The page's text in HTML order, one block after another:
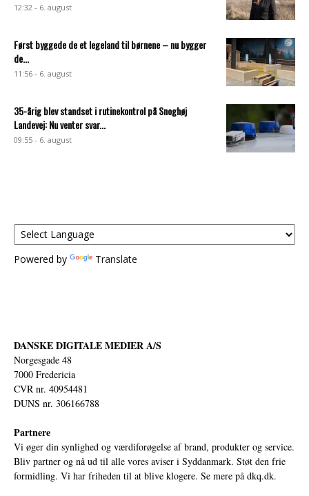
12:32 - 6. august
Først byggede de et legeland til børnene – nu bygger
de...
11:56 - 6. august
35-årig blev standset i rutinekontrol på Snoghøj
Landevej: Nu venter svar...
09:55 - 6. august
Powered by Translate
DANSKE DIGITALE MEDIER A/S
Norgesgade 48
7000 Fredericia
CVR nr. 40954481
DUNS nr. 306166788
Partnere
Vi øger din synlighed og værdiforøgelse af brand, produkter og service.
Bliv partner og nå ud til alle vores aviser i Syddanmark. Støt den frie
formidling. Vi har friheden til at blive klogere. Se mere på dkq.dk.